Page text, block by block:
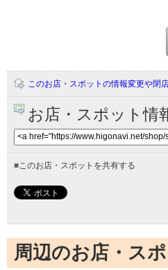
このお店・スポットの情報変更や閉
お店・スポット情
■ このお店・スポットを共有する
周辺のお店・ス